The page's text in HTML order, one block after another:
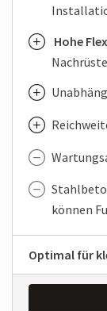
Hohe
können
Optimal für